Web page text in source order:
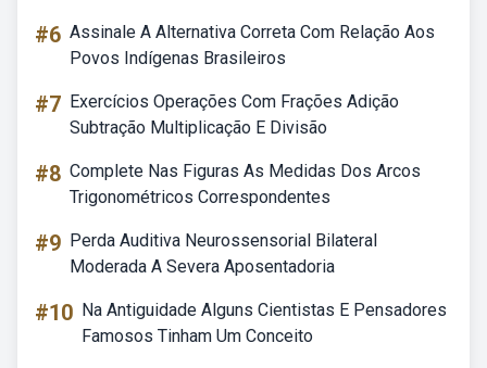
#6 Assinale A Alternativa Correta Com Relação Aos
Povos Indígenas Brasileiros
#7 Exercícios Operações Com Frações Adição
Subtração Multiplicação E Divisão
#8 Complete Nas Figuras As Medidas Dos Arcos
Trigonométricos Correspondentes
#9 Perda Auditiva Neurossensorial Bilateral
Moderada A Severa Aposentadoria
#10 Na Antiguidade Alguns Cientistas E Pensadores
Famosos Tinham Um Conceito